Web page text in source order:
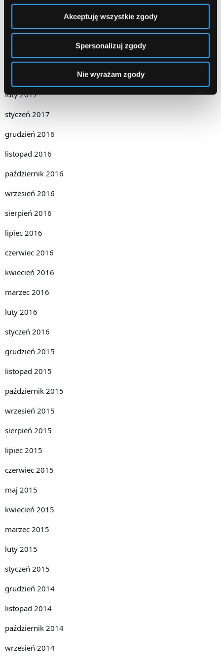
Akceptuję wszystkie zgody
Spersonalizuj zgody
Nie wyrażam zgody
maj 2017
kwiecień 2017
luty 2017
styczeń 2017
grudzień 2016
listopad 2016
październik 2016
wrzesień 2016
sierpień 2016
lipiec 2016
czerwiec 2016
kwiecień 2016
marzec 2016
luty 2016
styczeń 2016
grudzień 2015
listopad 2015
październik 2015
wrzesień 2015
sierpień 2015
lipiec 2015
czerwiec 2015
maj 2015
kwiecień 2015
marzec 2015
luty 2015
styczeń 2015
grudzień 2014
listopad 2014
październik 2014
wrzesień 2014